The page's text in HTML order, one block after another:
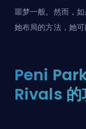
噩梦一般。然而，
她布局的方法，她可
Peni
Rivals 的